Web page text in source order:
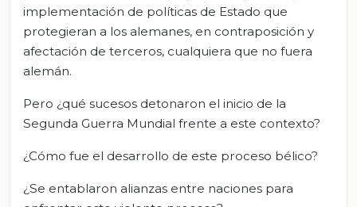
implementación de políticas de Estado que
protegieran a los alemanes, en contraposición y
afectación de terceros, cualquiera que no fuera
alemán.
Pero ¿qué sucesos detonaron el inicio de la
Segunda Guerra Mundial frente a este contexto?
¿Cómo fue el desarrollo de este proceso bélico?
¿Se entablaron alianzas entre naciones para